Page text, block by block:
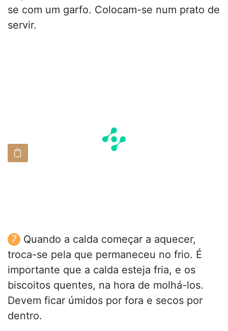
se com um garfo. Colocam-se num prato de
servir.
Quando a calda começar a aquecer,
troca-se pela que permaneceu no frio. É
importante que a calda esteja fria, e os
biscoitos quentes, na hora de molhá-los.
Devem ficar úmidos por fora e secos por
dentro.